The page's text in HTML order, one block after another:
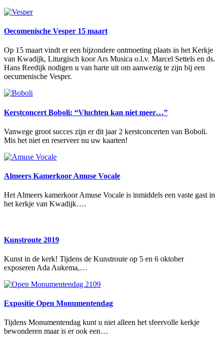
Oecomenische Vesper 15 maart
Op 15 maart vindt er een bijzondere ontmoeting plaats in het Kerkje
van Kwadijk, Liturgisch koor Ars Musica o.l.v. Marcel Settels en ds.
Hans Reedijk nodigen u van harte uit om aanwezig te zijn bij een
oecumenische Vesper.
Kerstconcert Boboli: “Vluchten kan niet meer…”
Vanwege groot succes zijn er dit jaar 2 kerstconcerten van Boboli.
Mis het niet en reserveer nu uw kaarten!
Almeers Kamerkoor Amuse Vocale
Het Almeers kamerkoor Amuse Vocale is inmiddels een vaste gast in
het kerkje van Kwadijk….
Kunstroute 2019
Kunst in de kerk! Tijdens de Kunstroute op 5 en 6 oktober
exposeren Ada Aukema,…
Expositie Open Monumentendag
Tijdens Monumentendag kunt u niet alleen het sfeervolle kerkje
bewonderen maar is er ook een…